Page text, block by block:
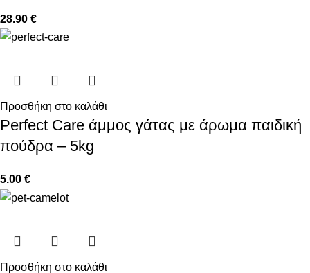
28.90 €
Προσθήκη στο καλάθι
Perfect Care άμμος γάτας με άρωμα παιδική
πούδρα – 5kg
5.00 €
Προσθήκη στο καλάθι